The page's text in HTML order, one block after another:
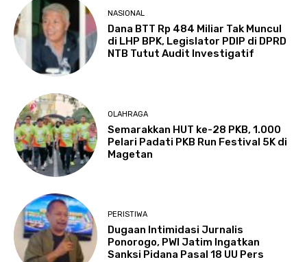
NASIONAL
Dana BTT Rp 484 Miliar Tak Muncul
di LHP BPK, Legislator PDIP di DPRD
NTB Tutut Audit Investigatif
OLAHRAGA
Semarakkan HUT ke-28 PKB, 1.000
Pelari Padati PKB Run Festival 5K di
Magetan
PERISTIWA
Dugaan Intimidasi Jurnalis
Ponorogo, PWI Jatim Ingatkan
Sanksi Pidana Pasal 18 UU Pers